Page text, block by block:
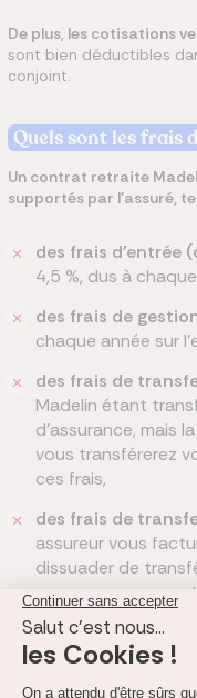
De plus, les cotisations
sont bien déductibles
conjoint.
Quels sont les frais
Un contrat retraite
supportés par l’assuré,
des frais d’entrée
4,5 %, dus à
des frais de
chaque année sur
des frais de
Madelin étant
d’assurance, mais
vous transférerez
ces frais,
des frais de
assureur vous
dissuader de
assureur concurrent,
des frais d'arrérage
chaque versement